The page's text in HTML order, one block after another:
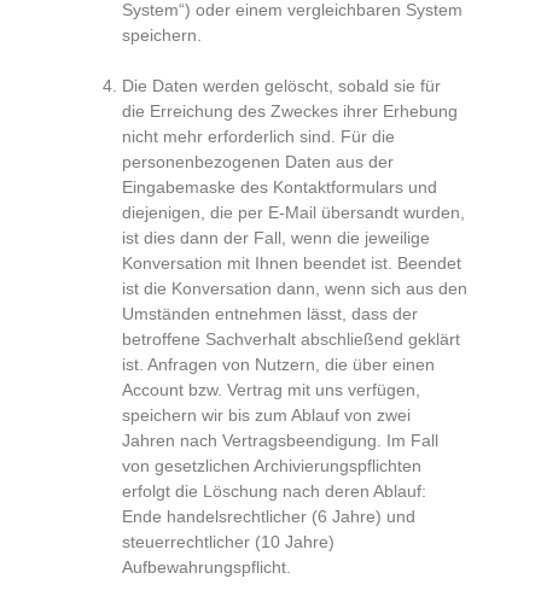
System“) oder einem vergleichbaren System
speichern.
Die Daten werden gelöscht, sobald sie für
die Erreichung des Zweckes ihrer Erhebung
nicht mehr erforderlich sind. Für die
personenbezogenen Daten aus der
Eingabemaske des Kontaktformulars und
diejenigen, die per E-Mail übersandt wurden,
ist dies dann der Fall, wenn die jeweilige
Konversation mit Ihnen beendet ist. Beendet
ist die Konversation dann, wenn sich aus den
Umständen entnehmen lässt, dass der
betroffene Sachverhalt abschließend geklärt
ist. Anfragen von Nutzern, die über einen
Account bzw. Vertrag mit uns verfügen,
speichern wir bis zum Ablauf von zwei
Jahren nach Vertragsbeendigung. Im Fall
von gesetzlichen Archivierungspflichten
erfolgt die Löschung nach deren Ablauf:
Ende handelsrechtlicher (6 Jahre) und
steuerrechtlicher (10 Jahre)
Aufbewahrungspflicht.